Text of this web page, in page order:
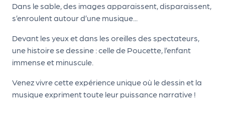
Dans le sable, des images apparaissent, disparaissent,
s’enroulent autour d’une musique...
Devant les yeux et dans les oreilles des spectateurs,
une histoire se dessine : celle de Poucette, l’enfant
immense et minuscule.
Venez vivre cette expérience unique où le dessin et la
musique expriment toute leur puissance narrative !
L
k
it
d
e